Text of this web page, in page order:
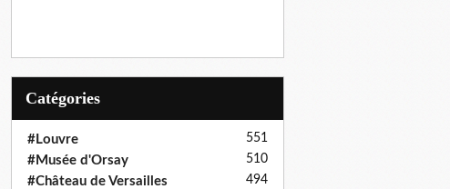
Catégories
#Louvre 551
#Musée d'Orsay 510
#Château de Versailles 494